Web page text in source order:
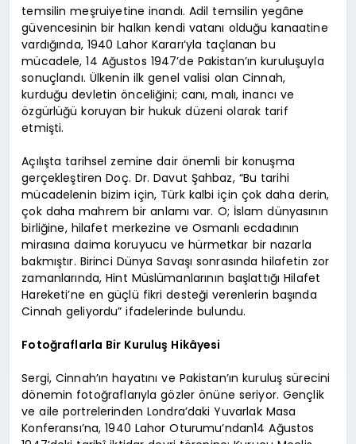
temsilin meşruiyetine inandı. Adil temsilin yegâne
güvencesinin bir halkın kendi vatanı olduğu kanaatine
vardığında, 1940 Lahor Kararı’yla taçlanan bu
mücadele, 14 Ağustos 1947’de Pakistan’ın kuruluşuyla
sonuçlandı. Ülkenin ilk genel valisi olan Cinnah,
kurduğu devletin önceliğini; canı, malı, inancı ve
özgürlüğü koruyan bir hukuk düzeni olarak tarif
etmişti.
Açılışta tarihsel zemine dair önemli bir konuşma
gerçekleştiren Doç. Dr. Davut Şahbaz, “Bu tarihi
mücadelenin bizim için, Türk kalbi için çok daha derin,
çok daha mahrem bir anlamı var. O; İslam dünyasının
birliğine, hilafet merkezine ve Osmanlı ecdadının
mirasına daima koruyucu ve hürmetkar bir nazarla
bakmıştır. Birinci Dünya Savaşı sonrasında hilafetin zor
zamanlarında, Hint Müslümanlarının başlattığı Hilafet
Hareketi’ne en güçlü fikri desteği verenlerin başında
Cinnah geliyordu” ifadelerinde bulundu.
Fotoğraflarla Bir Kuruluş Hikâyesi
Sergi, Cinnah’ın hayatını ve Pakistan’ın kuruluş sürecini
dönemin fotoğraflarıyla gözler önüne seriyor. Gençlik
ve aile portrelerinden Londra’daki Yuvarlak Masa
Konferansı’na, 1940 Lahor Oturumu’ndan14 Ağustos